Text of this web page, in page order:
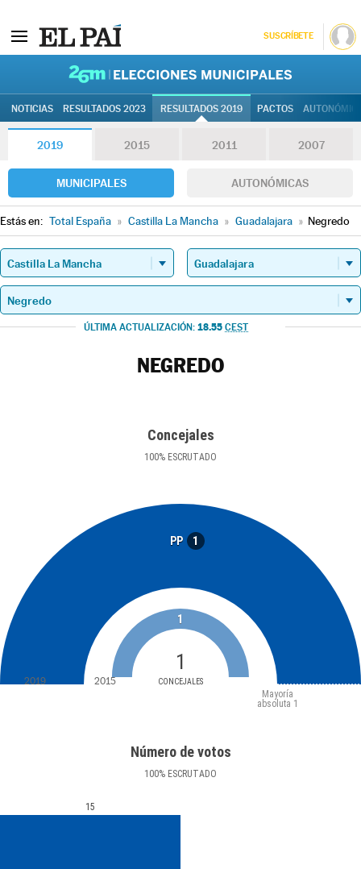
SUSCRÍBETE
NOTICIAS RESULTADOS 2023 RESULTADOS 2019 PACTOS
2019 2015 2011 2007
MUNICIPALES AUTONÓMICAS
Estás en: Total España » Castilla La Mancha » Guadalajara » Negredo
ÚLTIMA ACTUALIZACIÓN: 18.55 CEST
NEGREDO
Concejales
100% ESCRUTADO
PP 1
1
CONCEJALES
Mayoría
absoluta 1
1
2019 2015
Número de votos
100% ESCRUTADO
15